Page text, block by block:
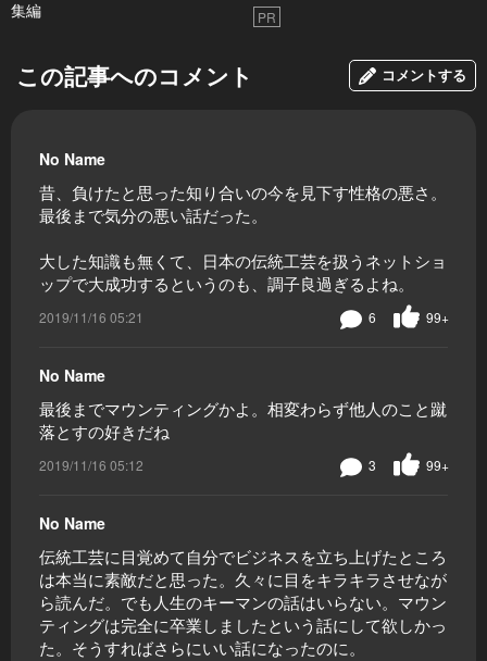
集編 PR
この記事へのコメント コメントする
No Name
昔、負けたと思った知り合いの今を見下す性格の悪さ。
最後まで気分の悪い話だった。
大した知識も無くて、日本の伝統工芸を扱うネットショ
ップで大成功するというのも、調子良過ぎるよね。
2019/11/16 05:21 99+
6
No Name
最後までマウンティングかよ。相変わらず他人のこと蹴
落とすの好きだね
2019/11/16 05:12 99+
3
No Name
伝統工芸に目覚めて自分でビジネスを立ち上げたところ
は本当に素敵だと思った。久々に目をキラキラさせなが
ら読んだ。でも人生のキーマンの話はいらない。マウン
ティングは完全に卒業しましたという話にして欲しかっ
た。そうすればさらにいい話になったのに。